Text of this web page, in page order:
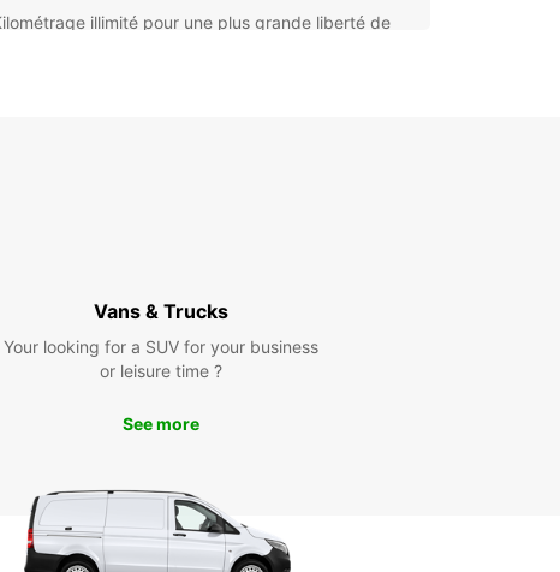
illimité pour une plus grande liberté de
de Sassari et de ses trésors cachés.
les magnifiques plages de la côte sarde, explorer
environnante ou vous rendre dans les
manquez pas l'occasion de vivre une expérience
Vans & Trucks
Your looking for a SUV for your business
or leisure time ?
See more